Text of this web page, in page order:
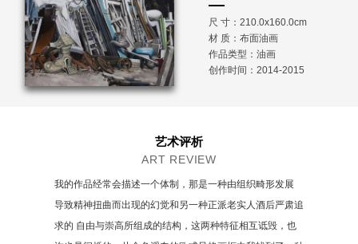
尺 寸：210.0x160.0cm
材 质： 布面油画
作品类型：油画
创作时间：2014-2015
艺术评析
ART REVIEW
我的作品经常会描述一个体制，那是一种由组织畸形发展
导致精神扭曲而出现的幻觉和另一种正派老实人酒后严肃追
求的 自由与崇高所组成的结构，这两种特征相互诋毁，也